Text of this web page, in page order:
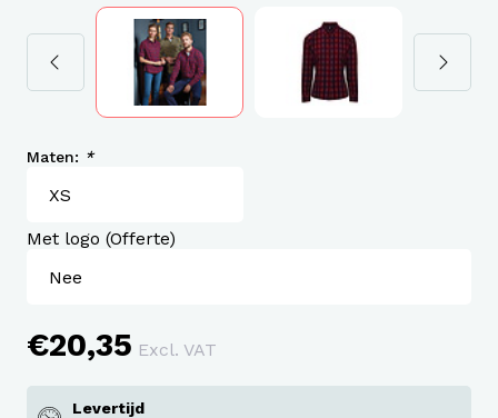
Maten: *
Met logo (Offerte)
€20,35 Excl. VAT
Levertijd